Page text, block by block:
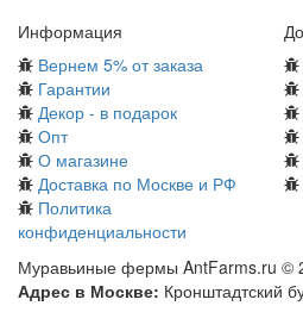
Информация
Вернем 5% от заказа
Гарантии
Декор - в подарок
Опт
О магазине
Доставка по Москве и РФ
Политика
конфиденциальности
Муравьиные фермы AntFarms.ru ©
Адрес в Москве: Кронштадтский